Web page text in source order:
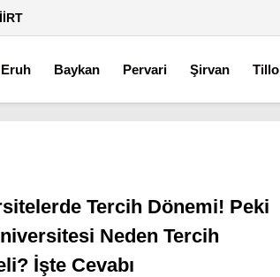
Eruh Baykan Pervari Şirvan Tillo
Tercih Dönemi! Peki
Neden Tercih
İşte Cevabı